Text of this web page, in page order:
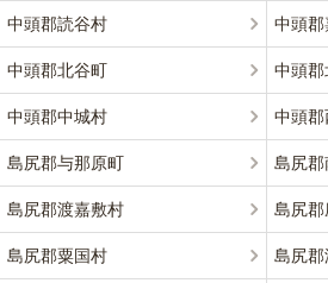
中頭郡読谷村 中頭
中頭郡北谷町 中頭
中頭郡中城村 中頭
島尻郡与那原町 島尻
島尻郡渡嘉敷村 島尻
島尻郡粟国村 島尻